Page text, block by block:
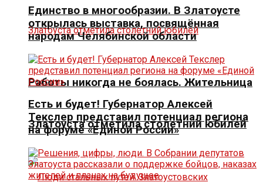
Работы никогда не боялась. Жительница
Златоуста отметила столетний юбилей
Единство в многообразии. В Златоусте
открылась выставка, посвящённая
народам Челябинской области
Есть и будет! Губернатор Алексей
Текслер представил потенциал региона
на форуме «Единой России»